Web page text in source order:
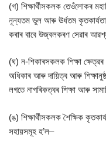
(গ) শিক্ষার্থীসকলক তেওঁলোকৰ
নূন্যতম ভুল আৰু ঊর্ধতম কৃতকার্যতা
কৰাৰ বাবে উজ্বলকৰণ সেৱাৰ
(ঘ) ন-শিকাৰসকলক শিক্ষা
অধিকাৰ আৰু দায়িত্ব আৰু
লগতে নাগৰিকত্বৰ শিক্ষা আৰু
(ঙ) শিক্ষার্থীসকলক শৈক্ষিক
সহায়সমূহ হ’ল–